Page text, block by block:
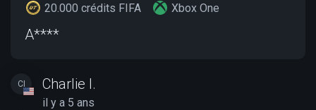
20.000 crédits FIFA Xbox One
A****
CI Charlie I.
il y a 5 ans